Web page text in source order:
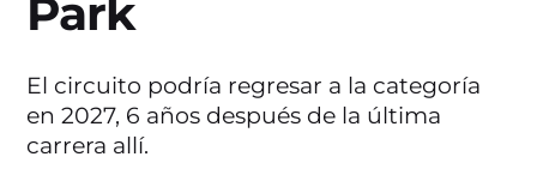
Park
El circuito podría regresar a la categoría
en 2027, 6 años después de la última
carrera allí.